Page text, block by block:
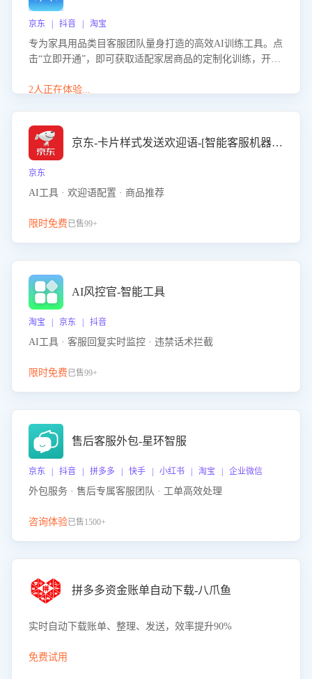
京东 | 抖音 | 淘宝
专为家具用品类目客服团队量身打造的高效AI训练工具。点
击“立即开通”，即可获取适配家居商品的定制化训练，开启
能、尺寸参数咨询等高频场景下的专业应对能力。
2人正在体验...
京东-卡片样式发送欢迎语-[智能客服机器人]
京东
AI工具 · 欢迎语配置 · 商品推荐
限时免费已售99+
AI风控官-智能工具
淘宝 | 京东 | 抖音
AI工具 · 客服回复实时监控 · 违禁话术拦截
限时免费已售99+
售后客服外包-星环智服
京东 | 抖音 | 拼多多 | 快手 | 小红书 | 淘宝 | 企业微信
外包服务 · 售后专属客服团队 · 工单高效处理
咨询体验已售1500+
拼多多资金账单自动下载-八爪鱼
实时自动下载账单、整理、发送，效率提升90%
免费试用